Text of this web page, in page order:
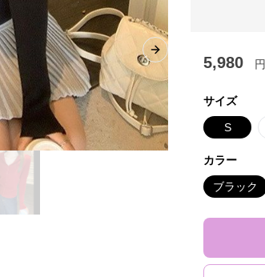
Next slide 5,980 円
サイズ
S
カラー
ブラック